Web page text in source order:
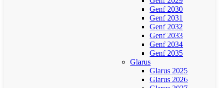
Genf 2030
Genf 2031
Genf 2032
Genf 2033
Genf 2034
Genf 2035
Glarus
Glarus 2025
Glarus 2026